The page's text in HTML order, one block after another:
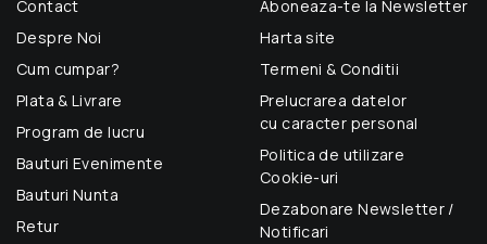
Contact
Despre Noi
Cum cumpar?
Plata & Livrare
Program de lucru
Bauturi Evenimente
Bauturi Nunta
Retur
Aboneaza-te la Newsletter
Harta site
Termeni & Conditii
Prelucrarea datelor
cu caracter personal
Politica de utilizare
Cookie-uri
Dezabonare Newsletter /
Notificari